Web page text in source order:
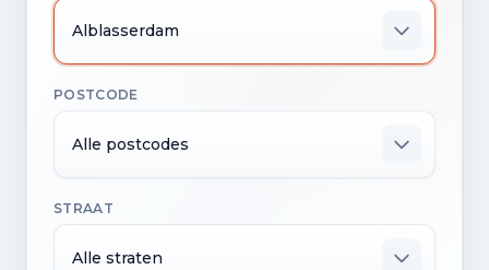
Alblasserdam
POSTCODE
Alle postcodes
STRAAT
Alle straten